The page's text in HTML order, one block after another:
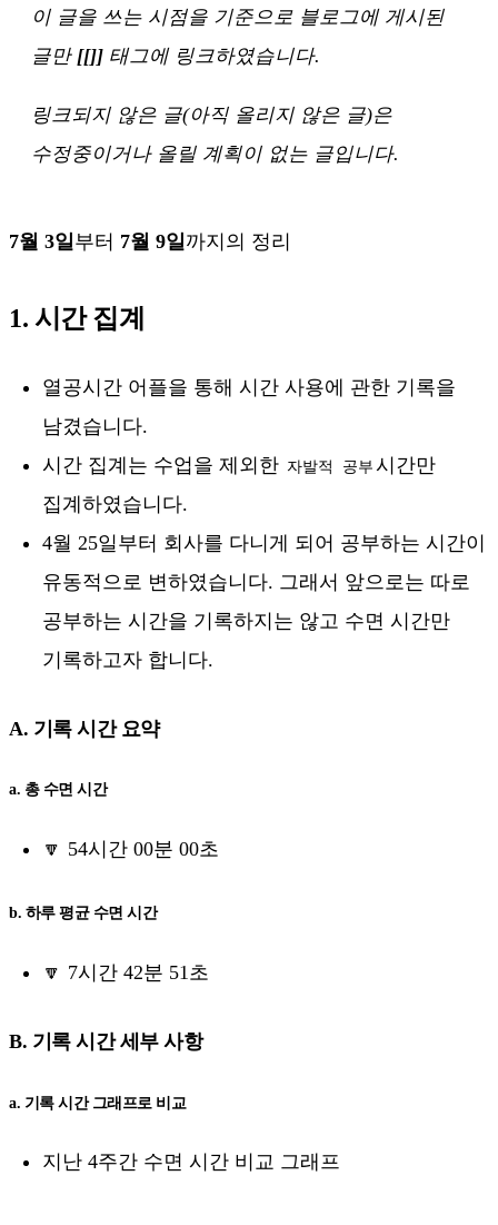
이 글을 쓰는 시점을 기준으로 블로그에 게시된
글만 [[]] 태그에 링크하였습니다.
링크되지 않은 글(아직 올리지 않은 글)은
수정중이거나 올릴 계획이 없는 글입니다.
7월 3일부터 7월 9일까지의 정리
1. 시간 집계
열공시간 어플을 통해 시간 사용에 관한 기록을
남겼습니다.
시간 집계는 수업을 제외한 자발적 공부시간만
집계하였습니다.
4월 25일부터 회사를 다니게 되어 공부하는 시간이
유동적으로 변하였습니다. 그래서 앞으로는 따로
공부하는 시간을 기록하지는 않고 수면 시간만
기록하고자 합니다.
A. 기록 시간 요약
a. 총 수면 시간
🔽 54시간 00분 00초
b. 하루 평균 수면 시간
🔽 7시간 42분 51초
B. 기록 시간 세부 사항
a. 기록 시간 그래프로 비교
지난 4주간 수면 시간 비교 그래프